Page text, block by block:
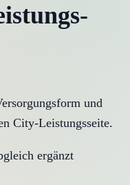
und
City-Leistungsseite.
ergänzt